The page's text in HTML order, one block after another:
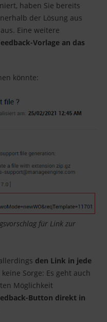
haben Sie bereits
der Lösung aus
Eine weitere
Vorlage an das
könnte:
für Link zur
den Link in jede
keine Sorge: Es geht auch
Möglichkeit
Button direkt in